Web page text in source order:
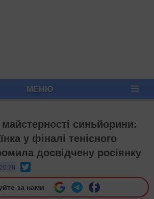
МЕНЮ
синьйорини:
у фіналі тенісного
досвідчену росіянку
за нами